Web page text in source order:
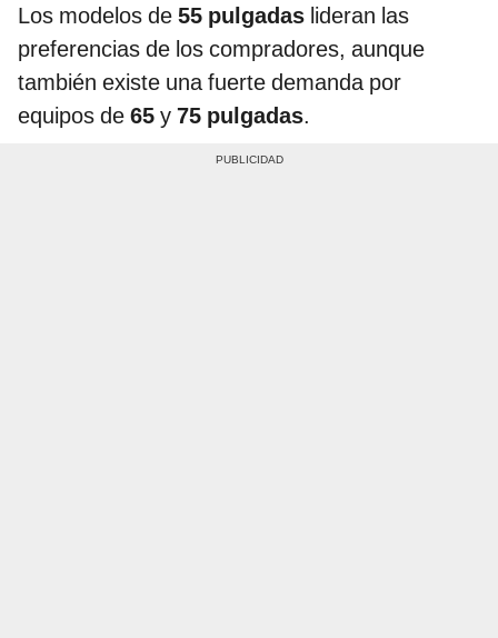
Los modelos de 55 pulgadas lideran las
preferencias de los compradores, aunque
también existe una fuerte demanda por
equipos de 65 y 75 pulgadas.